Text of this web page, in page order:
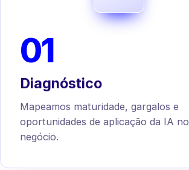
01
Diagnóstico
Mapeamos maturidade, gargalos e
oportunidades de aplicação da IA no
negócio.